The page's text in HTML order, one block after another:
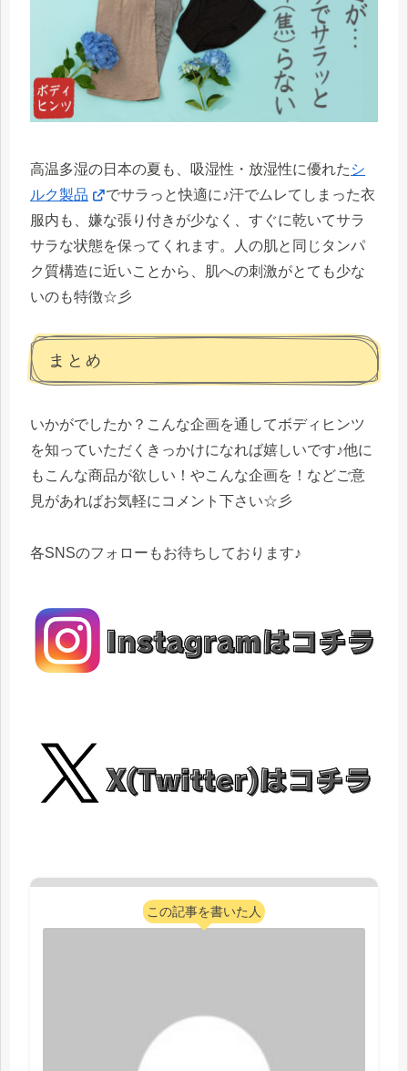
高温多湿の日本の夏も、吸湿性・放湿性に優れた シ
ルク製品
でサラっと快適に♪汗でムレてしまった衣
服内も、嫌な張り付きが少なく、すぐに乾いてサラ
サラな状態を保ってくれます。人の肌と同じタンパ
ク質構造に近いことから、肌への刺激がとても少な
いのも特徴☆彡
まとめ
いかがでしたか？こんな企画を通してボディヒンツ
を知っていただくきっかけになれば嬉しいです♪他に
もこんな商品が欲しい！やこんな企画を！などご意
見があればお気軽にコメント下さい☆彡
各SNSのフォローもお待ちしております♪
この記事を書いた人